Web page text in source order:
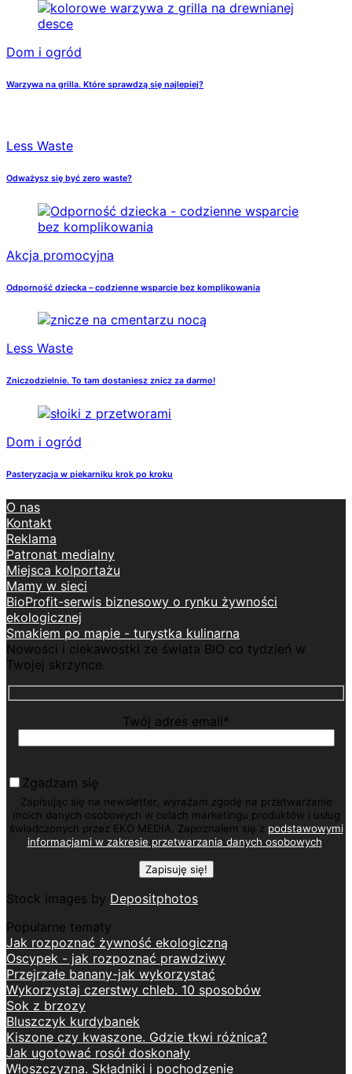
Dom i ogród
Warzywa na grilla. Które sprawdzą się najlepiej?
Less Waste
Odważysz się być zero waste?
Akcja promocyjna
Odporność dziecka – codzienne wsparcie bez komplikowania
Less Waste
Zniczodzielnie. To tam dostaniesz znicz za darmo!
Dom i ogród
Pasteryzacja w piekarniku krok po kroku
O nas
Kontakt
Reklama
Patronat medialny
Miejsca kolportażu
Mamy w sieci
BioProfit-serwis biznesowy o rynku żywności
ekologicznej
Smakiem po mapie - turystka kulinarna
Nowości i ciekawostki ze świata BIO co tydzień w
Twojej skrzynce.
Twój adres email*
Zgadzam się
Zapisując się na newsletter, wyrażam zgodę na przetwarzanie
moich danych osobowych w celach marketingu produktów i usług
świadczonych przez EKO MEDIA. Zapoznałem się z podstawowymi
informacjami w zakresie przetwarzania danych osobowych
Stock images by Depositphotos
Popularne tematy
Jak rozpoznać żywność ekologiczną
Oscypek - jak rozpoznać prawdziwy
Przejrzałe banany-jak wykorzystać
Wykorzystaj czerstwy chleb. 10 sposobów
Sok z brzozy
Bluszczyk kurdybanek
Kiszone czy kwaszone. Gdzie tkwi różnica?
Jak ugotować rosół doskonały
Włoszczyzna. Składniki i pochodzenie